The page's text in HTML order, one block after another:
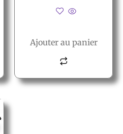
Ajouter au panier